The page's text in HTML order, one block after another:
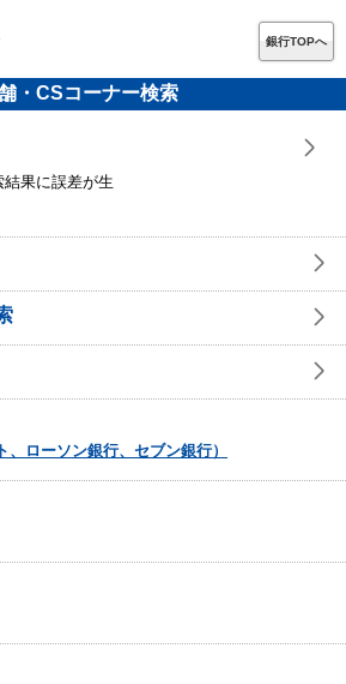
銀行TOPへ
・CSコーナー検索
果に誤差が生
、ローソン銀行、セブン銀行）